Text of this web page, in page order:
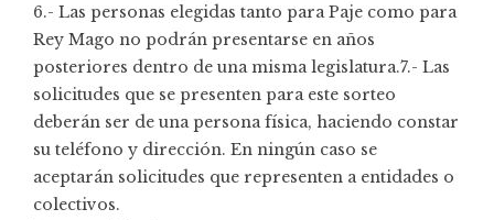
6.- Las personas elegidas tanto para Paje como para
Rey Mago no podrán presentarse en años
posteriores dentro de una misma legislatura.7.- Las
solicitudes que se presenten para este sorteo
deberán ser de una persona física, haciendo constar
su teléfono y dirección. En ningún caso se
aceptarán solicitudes que representen a entidades o
colectivos.